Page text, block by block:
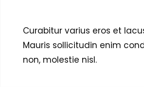
Curabitur varius eros et
Mauris sollicitudin enim
non, molestie nisl.